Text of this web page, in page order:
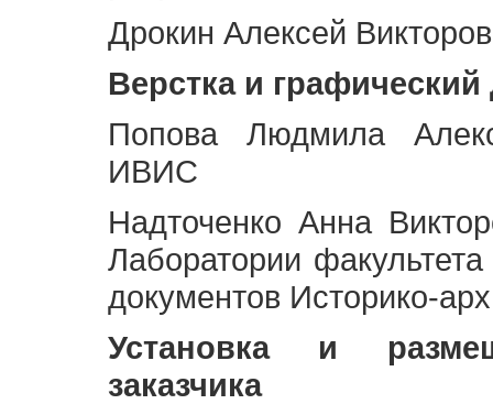
Дрокин Алексей
Верстка и графический
Попова Людмила
ИВИС
Надточенко Анна
Лаборатории
документов Историко-
Установка и
заказчика